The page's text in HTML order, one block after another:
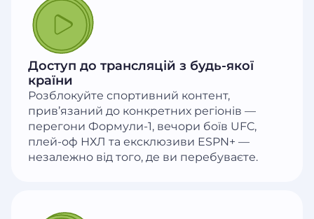
Доступ до трансляцій з будь-якої
країни
Розблокуйте спортивний контент,
прив’язаний до конкретних регіонів —
перегони Формули-1, вечори боїв UFC,
плей-оф НХЛ та ексклюзиви ESPN+ —
незалежно від того, де ви перебуваєте.